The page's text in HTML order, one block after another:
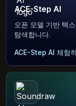
ACE-Step AI
오픈 모델 기반 텍
탐색합니다.
ACE-Step AI 체험